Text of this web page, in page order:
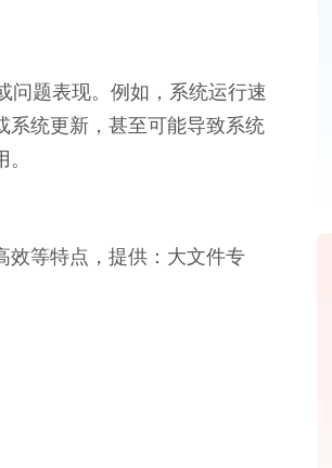
问题表现。例如，系统运行速
系统更新，甚至可能导致系统
效等特点，提供：大文件专